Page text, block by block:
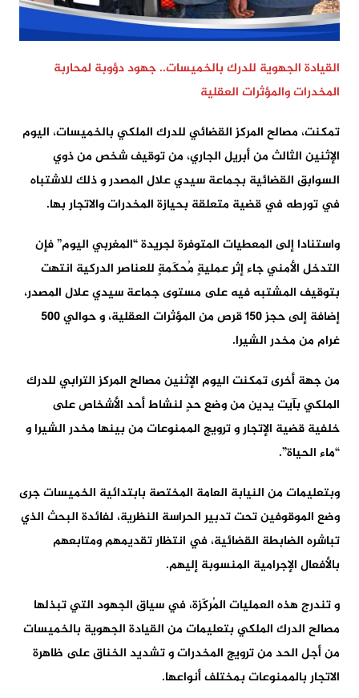
القيادة الجهوية للدرك بالخميسات.. جهود دؤوبة لمحاربة
المخدرات والمؤثرات العقلية
تمكنت، مصالح المركز القضائي للدرك الملكي بالخميسات، اليوم
الإثنين الثالث من أبريل الجاري، من توقيف شخص من ذوي
السوابق القضائية بجماعة سيدي علال المصدر و ذلك للاشتباه
في تورطه في قضية متعلقة بحيازة المخدرات والاتجار بها.
واستنادا إلى المعطيات المتوفرة لجريدة “المغربي اليوم” فإن
التدخل الأمني جاء إثر عمليةٍ مُحكَمةٍ للعناصر الدركية انتهت
بتوقيف المشتبه فيه على مستوى جماعة سيدي علال المصدر،
إضافة إلى حجز 150 قرص من المؤثرات العقلية، و حوالي 500
غرام من مخدر الشيرا.
من جهة أخرى تمكنت اليوم الإثنين مصالح المركز الترابي للدرك
الملكي بآيت يدين من وضعِ حدٍ لنشاط أحد الأشخاص على
خلفية قضية الإتجار و ترويج الممنوعات من بينها مخدر الشيرا و
“ماء الحياة”.
وبتعليمات من النيابة العامة المختصة بابتدائية الخميسات جرى
وضع الموقوفين تحت تدبير الحراسة النظرية، لفائدة البحث الذي
تباشره الضابطة القضائية، في انتظار تقديمهم ومتابعهم
بالأفعال الإجرامية المنسوبة إليهم.
و تندرج هذه العمليات المُركّزة، في سياق الجهود التي تبذلها
مصالح الدرك الملكي بتعليمات من القيادة الجهوية بالخميسات
من أجل الحد من ترويج المخدرات و تشديد الخناق على ظاهرة
الاتجار بالممنوعات بمختلف أنواعها.